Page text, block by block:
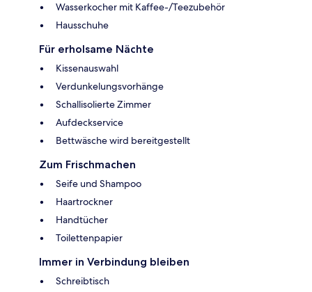
Wasserkocher mit Kaffee-/Teezubehör
Hausschuhe
Für erholsame Nächte
Kissenauswahl
Verdunkelungsvorhänge
Schallisolierte Zimmer
Aufdeckservice
Bettwäsche wird bereitgestellt
Zum Frischmachen
Seife und Shampoo
Haartrockner
Handtücher
Toilettenpapier
Immer in Verbindung bleiben
Schreibtisch